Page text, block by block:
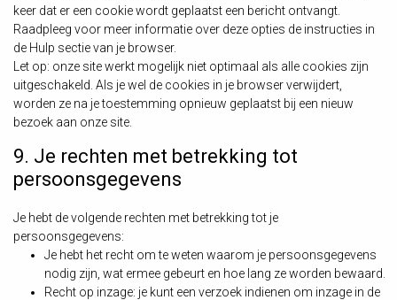
keer dat er een cookie wordt geplaatst een bericht ontvangt.
Raadpleeg voor meer informatie over deze opties de instructies in
de Hulp sectie van je browser.
Let op: onze site werkt mogelijk niet optimaal als alle cookies zijn
uitgeschakeld. Als je wel de cookies in je browser verwijdert,
worden ze na je toestemming opnieuw geplaatst bij een nieuw
bezoek aan onze site.
9. Je rechten met betrekking tot
persoonsgegevens
Je hebt de volgende rechten met betrekking tot je
persoonsgegevens:
Je hebt het recht om te weten waarom je persoonsgegevens
nodig zijn, wat ermee gebeurt en hoe lang ze worden bewaard.
Recht op inzage: je kunt een verzoek indienen om inzage in de